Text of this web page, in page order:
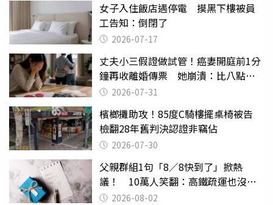
女子入住飯店遇停電 摸黑下樓被員
工告知：倒閉了
2026-07-17
丈夫小三假證做試管！癌妻開庭前1分
鐘再收離婚傳票 她崩潰：比八點檔
還扯2026-07-31
檳榔攤助攻！85度C騎樓擺桌椅被告
檢翻28年舊判決認證非竊佔
2026-07-30
父親群組1句「8／8快到了」掀熱
議！ 10萬人笑翻：高鐵疏運也沒列
父親節
2026-08-02